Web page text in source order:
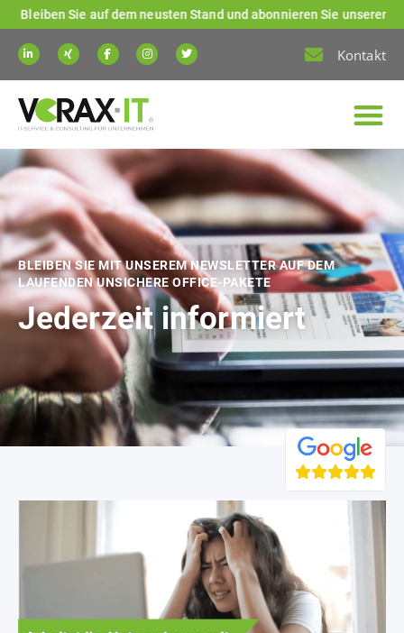
Sie auf dem neusten Stand und abonnieren Sie unseren
Kontakt
BLEIBEN SIE MIT UNSEREM NEWSLETTER AUF DEM
LAUFENDEN UNSICHERE OFFICE-PAKETE
Jederzeit informiert